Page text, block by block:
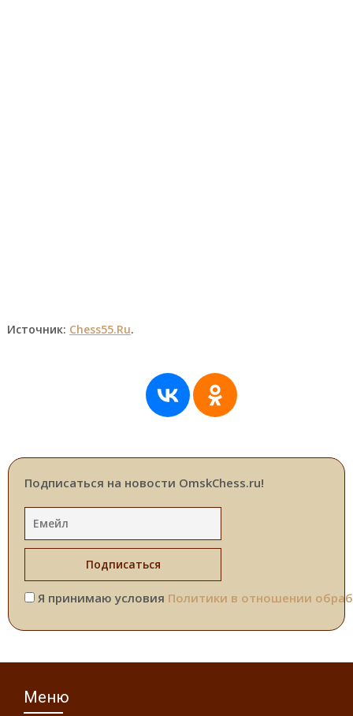
Источник: Chess55.Ru.
Подписаться на новости OmskChess.ru!
Я принимаю условия Политики в отношении
Меню